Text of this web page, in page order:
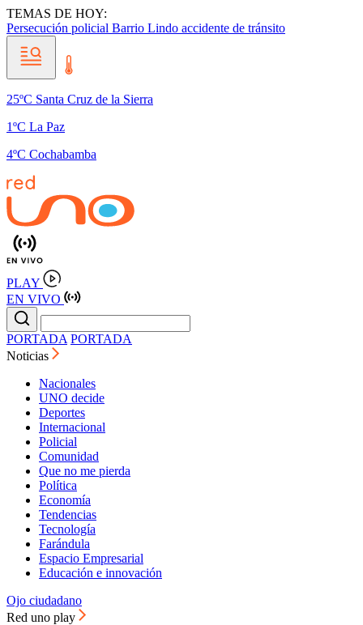
TEMAS DE HOY:
Persecución policial Barrio Lindo accidente de tránsito
25ºC Santa Cruz de la Sierra
1ºC La Paz
4ºC Cochabamba
PLAY
EN VIVO
PORTADA PORTADA
Noticias
Nacionales
UNO decide
Deportes
Internacional
Policial
Comunidad
Que no me pierda
Política
Economía
Tendencias
Tecnología
Farándula
Espacio Empresarial
Educación e innovación
Ojo ciudadano
Red uno play